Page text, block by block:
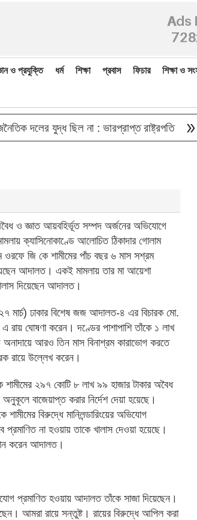
ও প্রযুক্তি ধর্ম শিক্ষা প্রবাস ফিচার শিক্ষা ও
যুদ্ধ ছিল না : ভারপ্রাপ্ত রাষ্ট্রপতি double_arrowজুলাই
ও জ্ঞাত আয়বহির্ভূত সম্পদ অর্জনের অভিযোগে
ক্যাসিনোকাণ্ডে আলোচিত ঠিকাদার গোলাম
ওরফে জি কে শামীমের পাঁচ বছর ৬ মাস সশ্রম
আদালত। একই মামলায় তার মা আয়েশা
দিয়েছেন আদালত।
মার্চ) ঢাকার বিশেষ জজ আদালত-৪ এর বিচারক মো.
রায় ঘোষণা করেন। দণ্ডের পাশাপাশি তাঁকে ১ লাখ
অনাদায়ে আরও তিন মাস বিনাশ্রম কারাভোগ করতে
রায়ে উল্লেখ করেন।
শামীমের ২৯৭ কোটি ৮ লাখ ৯৯ হাজার টাকার অবৈধ
অনুকূলে বাজেয়াপ্ত করার নির্দেশ দেয়া হয়েছে।
শামীমের বিরুদ্ধে মানিলন্ডারিংয়ের অভিযোগ
প্রমাণিত না হওয়ায় তাকে খালাস দেওয়া হয়েছে।
করেন আদালত।
প্রমাণিত হওয়ায় আদালত তাঁকে সাজা দিয়েছেন।
আমরা রায়ে সন্তুষ্ট। রায়ের বিরুদ্ধে আপিল করা